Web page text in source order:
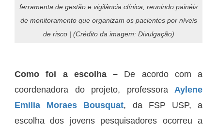
ferramenta de gestão e vigilância clínica, reunindo painéis
de monitoramento que organizam os pacientes por níveis
de risco | (Crédito da imagem: Divulgação)
Como foi a escolha – De acordo com a
coordenadora do projeto, professora Aylene
Emilia Moraes Bousquat, da FSP USP, a
escolha dos jovens pesquisadores ocorreu a